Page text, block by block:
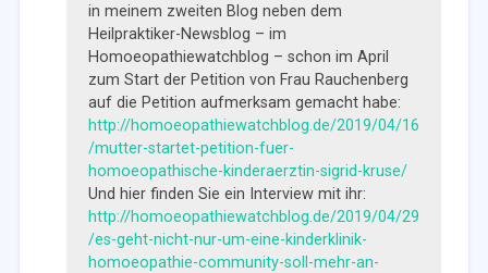
in meinem zweiten Blog neben dem
Heilpraktiker-Newsblog – im
Homoeopathiewatchblog – schon im April
zum Start der Petition von Frau Rauchenberg
auf die Petition aufmerksam gemacht habe:
http://homoeopathiewatchblog.de/2019/04/16
/mutter-startet-petition-fuer-
homoeopathische-kinderaerztin-sigrid-kruse/
Und hier finden Sie ein Interview mit ihr:
http://homoeopathiewatchblog.de/2019/04/29
/es-geht-nicht-nur-um-eine-kinderklinik-
homoeopathie-community-soll-mehr-an-